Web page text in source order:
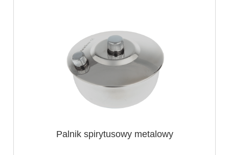
Palnik spirytusowy metalowy